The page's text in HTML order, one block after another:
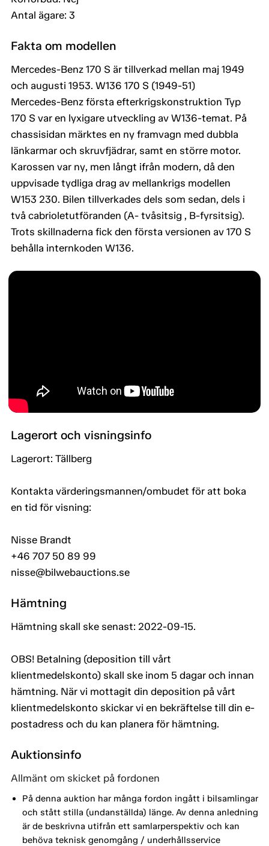
Antal ägare: 3
Fakta om modellen
Mercedes-Benz 170 S är tillverkad mellan maj 1949
och augusti 1953. W136 170 S (1949-51)
Mercedes-Benz första efterkrigskonstruktion Typ
170 S var en lyxigare utveckling av W136-temat. På
chassisidan märktes en ny framvagn med dubbla
länkarmar och skruvfjädrar, samt en större motor.
Karossen var ny, men långt ifrån modern, då den
uppvisade tydliga drag av mellankrigs modellen
W153 230. Bilen tillverkades dels som sedan, dels i
två cabrioletutföranden (A- tvåsitsig , B-fyrsitsig).
Trots skillnaderna fick den första versionen av 170 S
behålla internkoden W136.
Lagerort och visningsinfo
Lagerort: Tällberg
Kontakta värderingsmannen/ombudet för att boka
en tid för visning:
Nisse Brandt
+46 707 50 89 99
nisse@bilwebauctions.se
Hämtning
Hämtning skall ske senast: 2022-09-15.
OBS! Betalning (deposition till vårt
klientmedelskonto) skall ske inom 5 dagar och innan
hämtning. När vi mottagit din deposition på vårt
klientmedelskonto skickar vi en bekräftelse till din e-
postadress och du kan planera för hämtning.
Auktionsinfo
Allmänt om skicket på fordonen
På denna auktion har många fordon ingått i bilsamlingar
och stått stilla (undanställda) länge. Av denna anledning
är de beskrivna utifrån ett samlarperspektiv och kan
behöva teknisk genomgång / underhållsservice